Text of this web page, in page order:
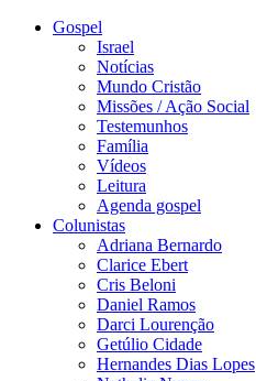
Gospel
Israel
Notícias
Mundo Cristão
Missões / Ação Social
Testemunhos
Família
Vídeos
Leitura
Agenda gospel
Colunistas
Adriana Bernardo
Clarice Ebert
Cris Beloni
Daniel Ramos
Darci Lourenção
Getúlio Cidade
Hernandes Dias Lopes